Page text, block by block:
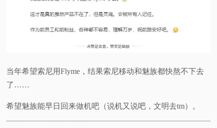
当年希望索尼用Flyme，结果索尼移动和魅族都快熬不下去
了……
希望魅族能早日回来做机吧（说机又说吧，文明去tm）。